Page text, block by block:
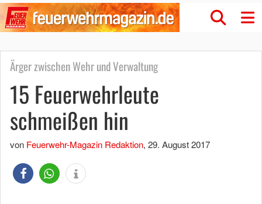
Ärger zwischen Wehr und Verwaltung
15 Feuerwehrleute
schmeißen hin
von Feuerwehr-Magazin Redaktion, 29. August 2017